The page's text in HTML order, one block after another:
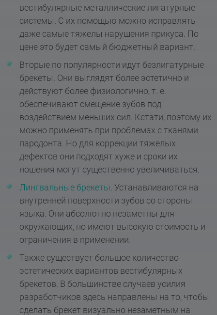
вестибулярные металлические лигатурные
системы. С их помощью можно исправлять
даже самые тяжелы нарушения прикуса. По
цене это будет самый бюджетный вариант.
Вторые по популярности идут безлигатурные
брекеты. Они выглядят более эстетично и
действуют более физиологично, т. е.
обеспечивают смещение зубов под
воздействием меньших сил. Кстати, поэтому их
можно применять при проблемах с тканями
пародонта. Но для коррекции тяжелых
дефектов они подходят хуже и сроки их
ношения могут существенно увеличиваться.
Лингвальные брекеты . Устанавливаются на
внутренней поверхности зубов со стороны
языка. Они абсолютно незаметны для
окружающих, но имеют высокую стоимость и
ограничения в применении.
Также существует большое количество
эстетических вариантов вестибулярных
брекетов. В большинстве случаев усилия
разработчиков здесь направлены на то, чтобы
сделать брекет визуально незаметным на